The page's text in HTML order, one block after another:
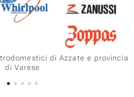
di Azzate e provincia
di Varese